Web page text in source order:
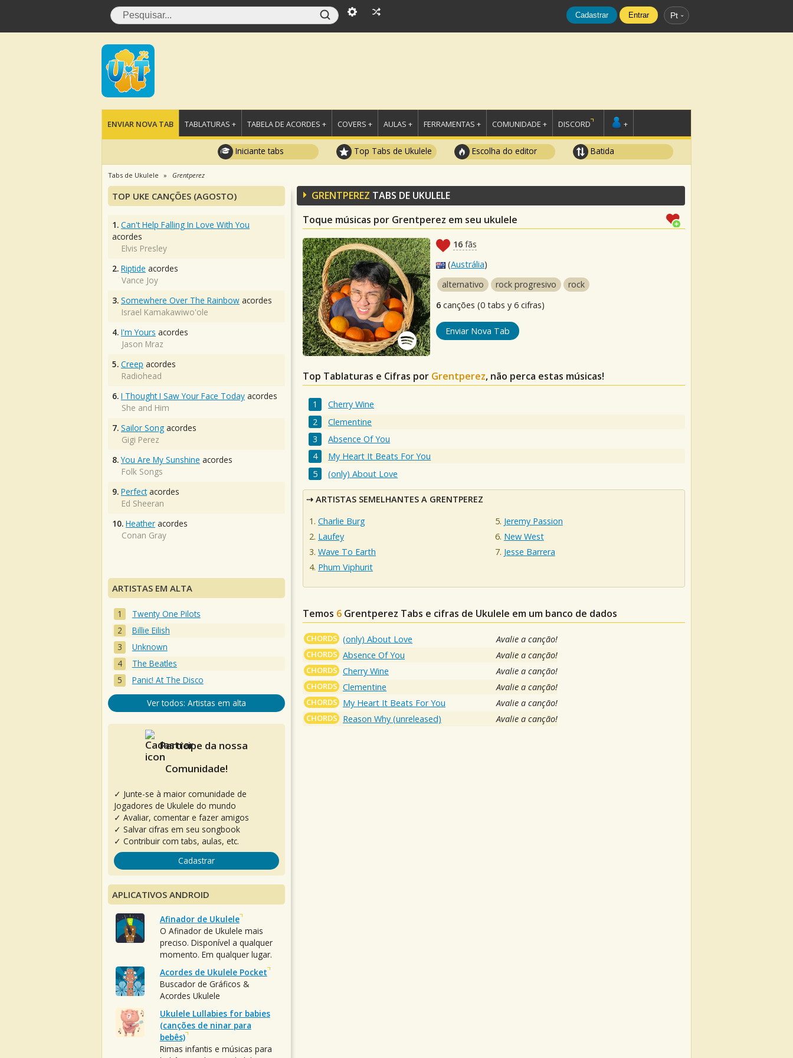
Cadastrar Entrar Pt
ENVIAR NOVA TAB TABLATURAS + TABELA DE ACORDES + COVERS + AULAS + FERRAMENTAS + COMUNIDADE + DISCORD +
Iniciante tabs Top Tabs de Ukulele Escolha do editor Batida
Tabs de Ukulele Grentperez
GRENTPEREZ TABS DE UKULELE
Toque músicas por Grentperez em seu ukulele
16 fãs
(Austrália)
alternativo
rock progresivo
rock
6 canções (0 tabs y 6 cifras)
Enviar Nova Tab
Top Tablaturas e Cifras por Grentperez, não perca estas músicas!
Cherry Wine
Clementine
Absence Of You
My Heart It Beats For You
(only) About Love
ARTISTAS SEMELHANTES A GRENTPEREZ
Charlie Burg
Laufey
Wave To Earth
Phum Viphurit
Jeremy Passion
New West
Jesse Barrera
Temos 6 Grentperez Tabs e cifras de Ukulele em um banco de dados
CHORDS (only) About Love Avalie a canção!
CHORDS Absence Of You Avalie a canção!
CHORDS Cherry Wine Avalie a canção!
CHORDS Clementine Avalie a canção!
CHORDS My Heart It Beats For You Avalie a canção!
CHORDS Reason Why (unreleased) Avalie a canção!
TOP UKE CANÇÕES (AGOSTO)
1. Can't Help Falling In Love With You
acordes
Elvis Presley
2. Riptide acordes
Vance Joy
3. Somewhere Over The Rainbow acordes
Israel Kamakawiwo'ole
4. I'm Yours acordes
Jason Mraz
5. Creep acordes
Radiohead
6. I Thought I Saw Your Face Today acordes
She and Him
7. Sailor Song acordes
Gigi Perez
8. You Are My Sunshine acordes
Folk Songs
9. Perfectacordes
Ed Sheeran
10. Heather acordes
Conan Gray
ARTISTAS EM ALTA
Twenty One Pilots
Billie Eilish
Unknown
The Beatles
Panic! At The Disco
Ver todos: Artistas em alta
Participe da nossa
Comunidade!
✓ Junte-se à maior comunidade de
Jogadores de Ukulele do mundo
✓ Avaliar, comentar e fazer amigos
✓ Salvar cifras em seu songbook
✓ Contribuir com tabs, aulas, etc.
Cadastrar
APLICATIVOS ANDROID
Afinador de Ukulele
O Afinador de Ukulele mais
preciso. Disponível a qualquer
momento. Em qualquer lugar.
Acordes de Ukulele Pocket
Buscador de Gráficos &
Acordes Ukulele
Ukulele Lullabies for babies
(canções de ninar para
bebês)
Rimas infantis e músicas para